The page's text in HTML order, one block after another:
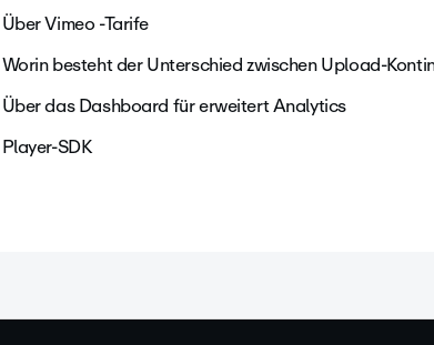
Über Vimeo -Tarife
Worin besteht der Unterschied zwischen Upload-
Über das Dashboard für erweitert Analytics
Player-SDK